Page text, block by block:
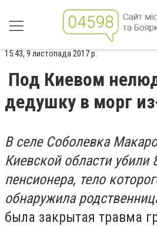
15:43, 9 листопада 2017 р.
Под Киевом
дедушку в морг
В селе Соболевка
Киевской области убили
пенсионера, тело
обнаружила
была закрытая травма